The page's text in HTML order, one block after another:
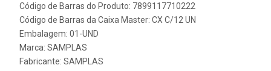
Código de Barras do Produto: 7899117710222
Código de Barras da Caixa Master: CX C/12 UN
Embalagem: 01-UND
Marca: SAMPLAS
Fabricante: SAMPLAS